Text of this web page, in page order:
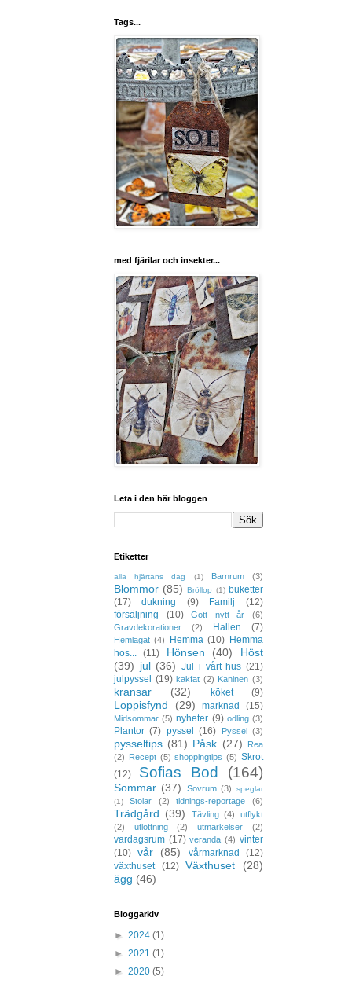
Tags...
med fjärilar och insekter...
Leta i den här bloggen
Etiketter
alla hjärtans dag (1) Barnrum (3)
Blommor (85) Bröllop (1) buketter
(17)
dukning (9) Familj
(12)
försäljning
(10) Gott nytt år
(6)
Gravdekorationer
(2) Hallen (7)
Hemlagat (4) Hemma (10) Hemma
hos...
(11) Hönsen (40)
Höst
(39) jul (36) Jul i vårt hus (21)
julpyssel
(19) kakfat (2) Kaninen (3)
kransar (32) köket (9)
Loppisfynd (29) marknad (15)
Midsommar (5) nyheter (9) odling (3)
Plantor (7) pyssel (16) Pyssel (3)
pysseltips (81) Påsk (27)
Rea
(2) Recept (5) shoppingtips (5) Skrot
(12)
Sofias Bod (164)
Sommar (37) Sovrum (3)
speglar
(1)
Stolar (2) tidnings-reportage (6)
Trädgård (39) Tävling (4)
utflykt
(2)
utlottning (2) utmärkelser (2)
vardagsrum (17) veranda (4) vinter
(10) vår (85) vårmarknad
(12)
växthuset
(12) Växthuset
(28)
ägg (46)
Bloggarkiv
► 2024 (1)
► 2021 (1)
► 2020 (5)